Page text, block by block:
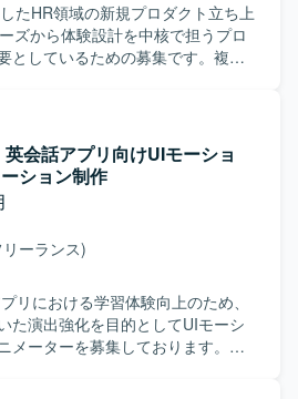
たHR領域の新規プロダクト立ち上
ズから体験設計を中核で担うプロ
としているための募集です。複数
設計、UIデザインを行っていただ
、事業課題、マーケット仮説を踏
していただきます。 ・Figmaを用
成、UIデザイン、プロトタイプ作
。 ・v0、Lovable、Claude Code、
用した動くプロトタイプの作成と
す。 ・事業責任者、プロダクトマ
、マーケティングメンバーと連携
ち上げと改善を推進していただき
ビューや定量データに基づく仮説
英会話アプリ向けUIモーショ
ション制作
ーランス)
リにおける学習体験向上のため、
た演出強化を目的としてUIモーシ
メーターを募集しております。